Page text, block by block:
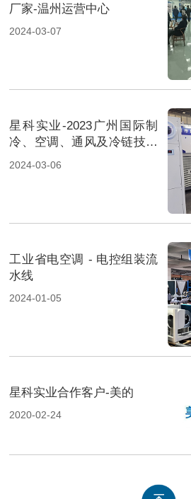
厂家-温州运营中心
2024-03-07
星科实业-2023广州国际制
冷、空调、通风及冷链技术
展览会-2
2024-03-06
工业省电空调 - 电控组装流
水线
2024-01-05
星科实业合作客户-美的
2020-02-24